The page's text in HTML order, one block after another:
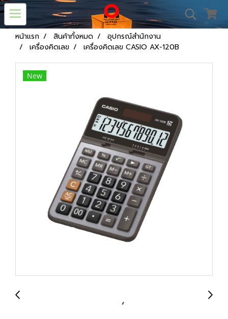
หน้าแรก สินค้าทั้งหมด
อุปกรณ์สำนักงาน
เครื่องคิดเลข
เครื่องคิดเลข CASIO AX-120B
New